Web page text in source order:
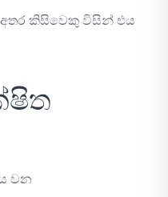
කිසිවෙකු විසින් එය
වන